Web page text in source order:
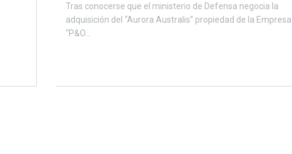
Tras conocerse que el ministerio de Defensa negocia la
adquisición del “Aurora Australis” propiedad de la Empresa
“P&O...